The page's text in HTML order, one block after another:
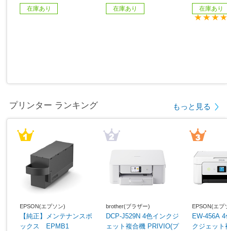
在庫あり 在庫あり 在庫あり
プリンター ランキング もっと見る
EPSON(エプソン)
【純正】メンテナンスボ
ックス EPMB1
brother(ブラザー)
DCP-J529N 4色インクジ
ェット複合機 PRIVIO(プ
EPSON(エプ
EW-456A
クジェッ